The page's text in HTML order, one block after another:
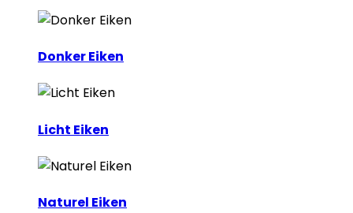
Donker Eiken
Licht Eiken
Naturel Eiken